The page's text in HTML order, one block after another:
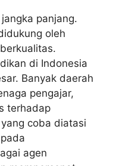
panjang.
oleh
di Indonesia
Banyak daerah
pengajar,
terhadap
coba diatasi
agen